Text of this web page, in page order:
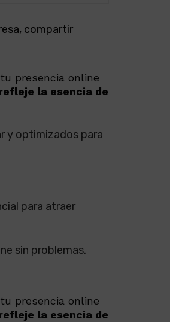
compartir
presencia online
la esencia de
y optimizados para
para atraer
sin problemas.
presencia online
la esencia de